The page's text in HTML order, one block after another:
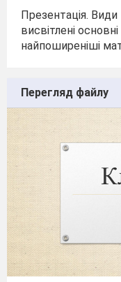
Презентація.
висвітлені
найпоширеніші
Перегляд файлу